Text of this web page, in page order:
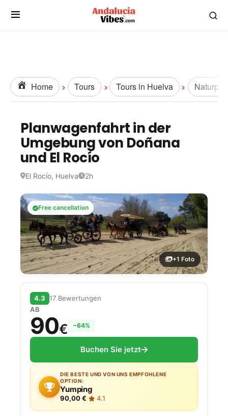
Home Tours Tours in Huelva
Planwagenfahrt in der
Umgebung von Doñana
und El Rocío
El Rocío, Huelva 2h
Free cancellation
+1 Foto
4.3 17 Bewertungen
AB
90€ −64%
Buchen Sie jetzt
DIE BESTE UND VON UNS EMPFOHLENE
OPTION:
Yumping
90,00 €· 4.1